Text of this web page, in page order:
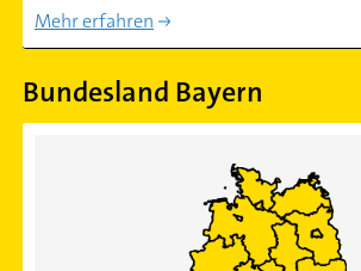
Mehr erfahren
Bundesland Bayern